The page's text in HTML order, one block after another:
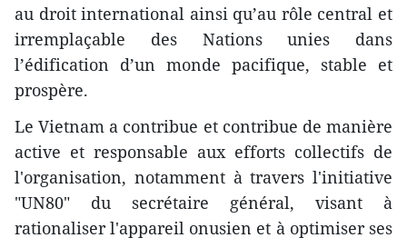
au droit international ainsi qu’au rôle central et
irremplaçable des Nations unies dans
l’édification d’un monde pacifique, stable et
prospère.
Le Vietnam a contribue et contribue de manière
active et responsable aux efforts collectifs de
l'organisation, notamment à travers l'initiative
"UN80" du secrétaire général, visant à
rationaliser l'appareil onusien et à optimiser ses